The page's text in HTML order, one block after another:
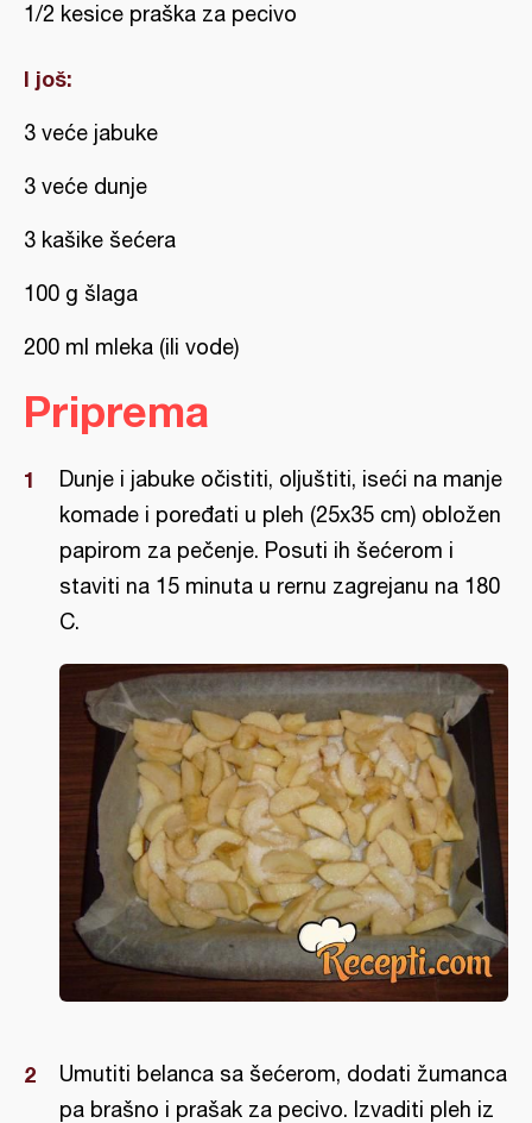
1/2 kesice praška za pecivo
I još:
3 veće jabuke
3 veće dunje
3 kašike šećera
100 g šlaga
200 ml mleka (ili vode)
Priprema
Dunje i jabuke očistiti, oljuštiti, iseći na manje
komade i poređati u pleh (25x35 cm) obložen
papirom za pečenje. Posuti ih šećerom i
staviti na 15 minuta u rernu zagrejanu na 180
C.
Umutiti belanca sa šećerom, dodati žumanca
pa brašno i prašak za pecivo. Izvaditi pleh iz